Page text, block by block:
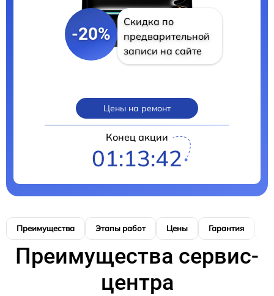
-20%
Скидка по
предварительной
записи на сайте
Цены на ремонт
Конец акции
01:13:41
Преимущества Этапы работ Цены Гарантия
Преимущества сервис-
центра